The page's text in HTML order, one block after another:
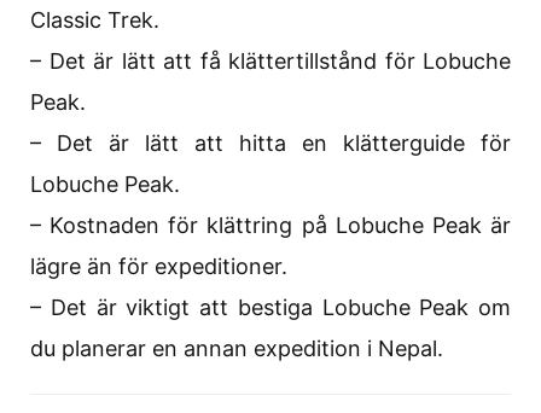
Classic Trek.
– Det är lätt att få klättertillstånd för Lobuche
Peak.
– Det är lätt att hitta en klätterguide för
Lobuche Peak.
– Kostnaden för klättring på Lobuche Peak är
lägre än för expeditioner.
– Det är viktigt att bestiga Lobuche Peak om
du planerar en annan expedition i Nepal.